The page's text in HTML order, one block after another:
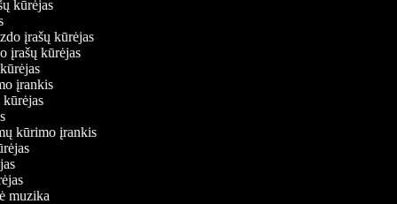
kūrėjas
įrašų kūrėjas
įrašų kūrėjas
įrankis
kūrėjas
kūrimo įrankis
muzika